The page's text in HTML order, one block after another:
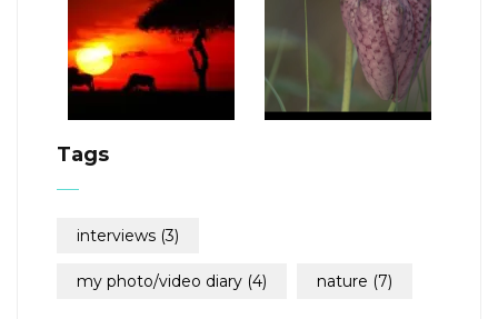
Tags
interviews (3)
my photo/video diary (4) nature (7)